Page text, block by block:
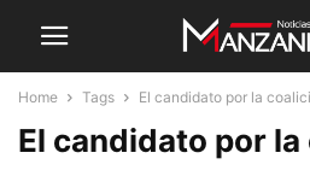
Home Tags El candidato por la
El candidato por la